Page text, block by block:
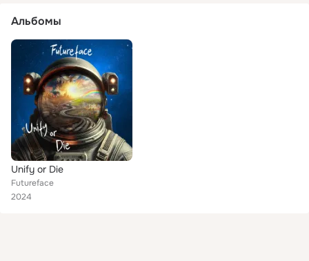
Альбомы
Unify or Die
Futureface
2024